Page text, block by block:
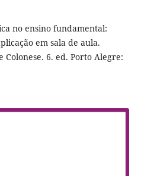
no ensino fundamental:
em sala de aula.
6. ed. Porto Alegre: